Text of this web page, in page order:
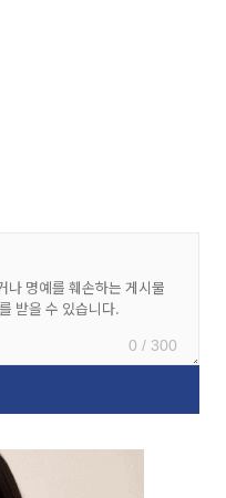
0 / 300